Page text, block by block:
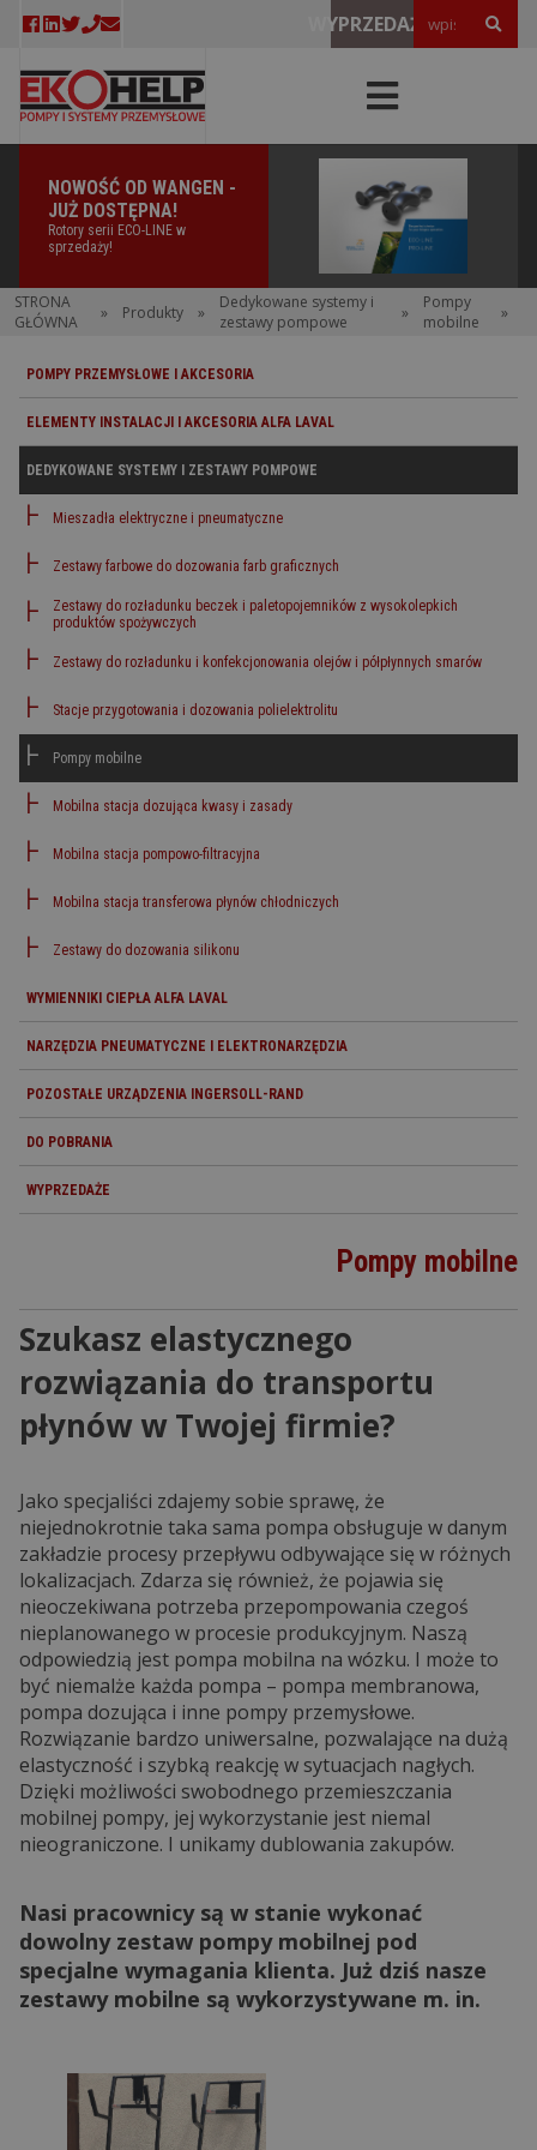
WYPRZEDAŻE!
OD WANGEN -
DOSTĘPNA!
serii ECO-LINE w
STRONA
GŁÓWNA
» Produkty »
Dedykowane systemy i
zestawy pompowe
»
Pompy
mobilne
»
POMPY PRZEMYSŁOWE I AKCESORIA
ELEMENTY INSTALACJI I AKCESORIA ALFA LAVAL
DEDYKOWANE SYSTEMY I ZESTAWY POMPOWE
Mieszadła elektryczne i pneumatyczne
Zestawy farbowe do dozowania farb graficznych
Zestawy do rozładunku beczek i paletopojemników z wysokolepkich
produktów spożywczych
Zestawy do rozładunku i konfekcjonowania olejów i półpłynnych smarów
Stacje przygotowania i dozowania polielektrolitu
Pompy mobilne
Mobilna stacja dozująca kwasy i zasady
Mobilna stacja pompowo-filtracyjna
Mobilna stacja transferowa płynów chłodniczych
Zestawy do dozowania silikonu
WYMIENNIKI CIEPŁA ALFA LAVAL
NARZĘDZIA PNEUMATYCZNE I ELEKTRONARZĘDZIA
POZOSTAŁE URZĄDZENIA INGERSOLL-RAND
DO POBRANIA
WYPRZEDAŻE
Pompy mobilne
Szukasz elastycznego
rozwiązania do transportu
płynów w Twojej firmie?
Jako specjaliści zdajemy sobie sprawę, że
niejednokrotnie taka sama pompa obsługuje w danym
zakładzie procesy przepływu odbywające się w różnych
lokalizacjach. Zdarza się również, że pojawia się
nieoczekiwana potrzeba przepompowania czegoś
nieplanowanego w procesie produkcyjnym. Naszą
odpowiedzią jest pompa mobilna na wózku. I może to
być niemalże każda pompa – pompa membranowa,
pompa dozująca i inne pompy przemysłowe.
Rozwiązanie bardzo uniwersalne, pozwalające na dużą
elastyczność i szybką reakcję w sytuacjach nagłych.
Dzięki możliwości swobodnego przemieszczania
mobilnej pompy, jej wykorzystanie jest niemal
nieograniczone. I unikamy dublowania zakupów.
Nasi pracownicy są w stanie wykonać
dowolny zestaw pompy mobilnej pod
specjalne wymagania klienta. Już dziś nasze
zestawy mobilne są wykorzystywane m. in.